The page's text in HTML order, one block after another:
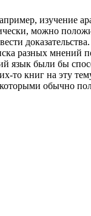
изучение
можно
разных мнений
были бы
то книг на эту
обычно